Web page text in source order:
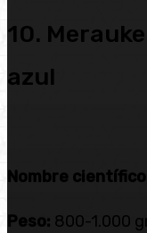
10.
azul
Nombre
Peso: 800-1.000